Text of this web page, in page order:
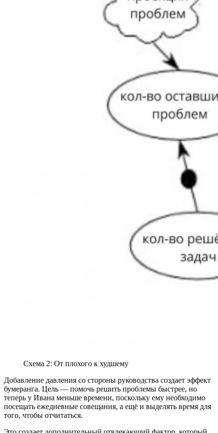
Схема 2: От плохого к худшему
Добавление давления со стороны руководства создает эффект
бумеранга. Цель — помочь решить проблемы быстрее, но
теперь у Ивана меньше времени, поскольку ему необходимо
посещать ежедневные совещания, а ещё и выделять время для
того, чтобы отчитаться.